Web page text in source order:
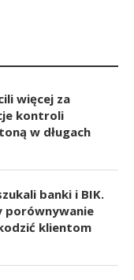
więcej za
kontroli
w długach
banki i BIK.
porównywanie
klientom